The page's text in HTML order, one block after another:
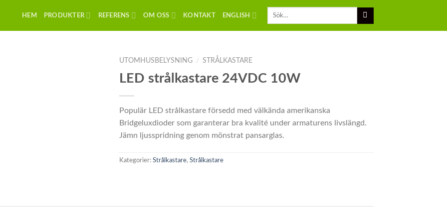
HEM PRODUKTER REFERENS OM OSS KONTAKT ENGLISH
UTOMHUSBELYSNING / STRÅLKASTARE
LED strålkastare 24VDC 10W
Populär LED strålkastare försedd med välkända amerikanska
Bridgeluxdioder som garanterar bra kvalité under armaturens livslängd.
Jämn ljusspridning genom mönstrat pansarglas.
Kategorier: Strålkastare, Strålkastare